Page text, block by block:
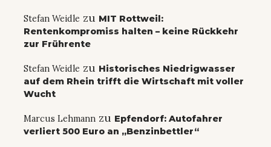
Stefan Weidle zu MIT Rottweil:
Rentenkompromiss halten – keine Rückkehr
zur Frührente
Stefan Weidle zu Historisches Niedrigwasser
auf dem Rhein trifft die Wirtschaft mit voller
Wucht
Marcus Lehmann zu Epfendorf: Autofahrer
verliert 500 Euro an „Benzinbettler“